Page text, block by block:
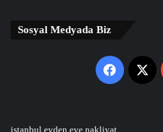
Sosyal Medyada Biz
Facebook
X
istanbul evden eve nakliyat